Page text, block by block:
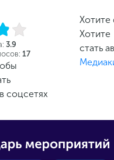
3.9
17
соцсетях
Хотите
Хотите
стать